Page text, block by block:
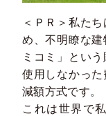
＜ＰＲ＞私た
め、不明瞭な
ミコミ」とい
使用しなかった
減額方式です。
これは世界で